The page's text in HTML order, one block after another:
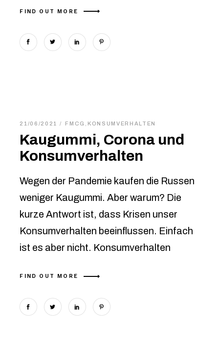
FIND OUT MORE
21/06/2021 FMCG KONSUMVERHALTEN
Kaugummi, Corona und
Konsumverhalten
Wegen der Pandemie kaufen die Russen
weniger Kaugummi. Aber warum? Die
kurze Antwort ist, dass Krisen unser
Konsumverhalten beeinflussen. Einfach
ist es aber nicht. Konsumverhalten
FIND OUT MORE